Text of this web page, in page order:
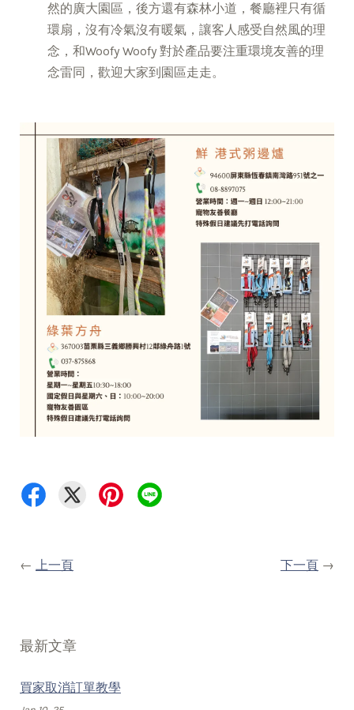
然的廣大園區，後方還有森林小道，餐廳裡只有循
環扇，沒有冷氣沒有暖氣，讓客人感受自然風的理
念，和Woofy Woofy 對於產品要注重環境友善的理
念雷同，歡迎大家到園區走走。
← 上一頁 下一頁 →
最新文章
買家取消訂單教學